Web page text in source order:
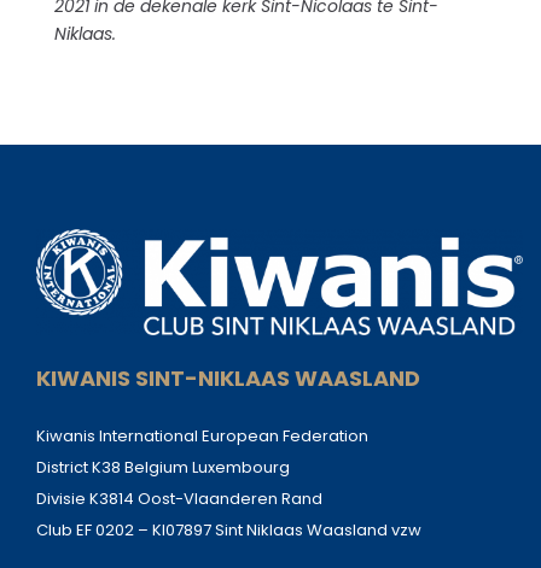
2021 in de dekenale kerk Sint-Nicolaas te Sint-
Niklaas.
KIWANIS SINT-NIKLAAS WAASLAND
Kiwanis International European Federation
District K38 Belgium Luxembourg
Divisie K3814 Oost-Vlaanderen Rand
Club EF 0202 – KI07897 Sint Niklaas Waasland vzw